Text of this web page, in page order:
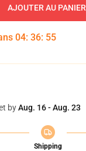
AJOUTER AU PANIER
04: 36: 54
byAug. 16 - Aug. 23
Shipping